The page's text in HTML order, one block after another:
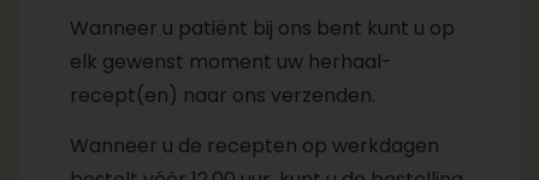
Wanneer u patiënt bij ons bent kunt u op
elk gewenst moment uw herhaal-
recept(en) naar ons verzenden.
Wanneer u de recepten op werkdagen